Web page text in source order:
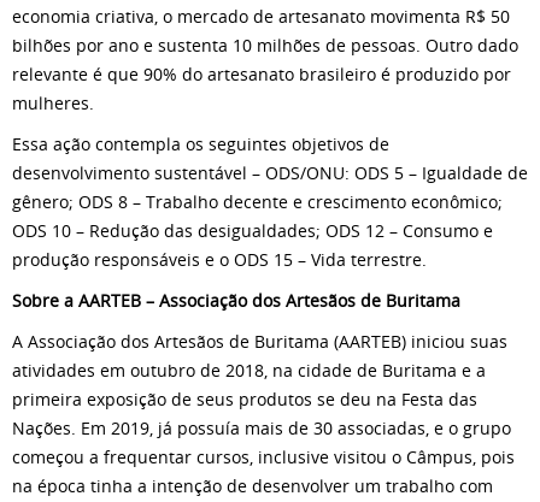
economia criativa, o mercado de artesanato movimenta R$ 50
bilhões por ano e sustenta 10 milhões de pessoas. Outro dado
relevante é que 90% do artesanato brasileiro é produzido por
mulheres.
Essa ação contempla os seguintes objetivos de
desenvolvimento sustentável – ODS/ONU: ODS 5 – Igualdade de
gênero; ODS 8 – Trabalho decente e crescimento econômico;
ODS 10 – Redução das desigualdades; ODS 12 – Consumo e
produção responsáveis e o ODS 15 – Vida terrestre.
Sobre a AARTEB – Associação dos Artesãos de Buritama
A Associação dos Artesãos de Buritama (AARTEB) iniciou suas
atividades em outubro de 2018, na cidade de Buritama e a
primeira exposição de seus produtos se deu na Festa das
Nações. Em 2019, já possuía mais de 30 associadas, e o grupo
começou a frequentar cursos, inclusive visitou o Câmpus, pois
na época tinha a intenção de desenvolver um trabalho com